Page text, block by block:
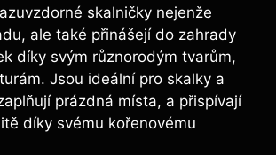
skalničky nejenže
ale také přinášejí do zahrady
díky svým různorodým tvarům,
Jsou ideální pro skalky a
prázdná místa, a přispívají
díky svému kořenovému